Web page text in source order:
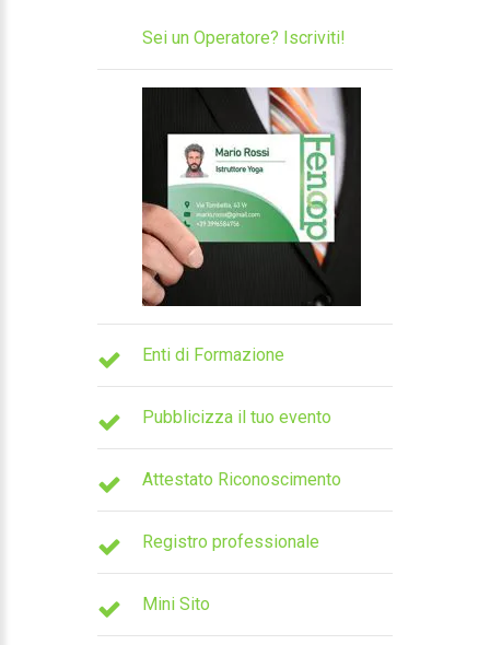
Sei un Operatore? Iscriviti!
Enti di Formazione
Pubblicizza il tuo evento
Attestato Riconoscimento
Registro professionale
Mini Sito